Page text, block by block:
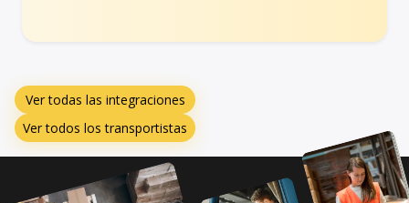
Ver todas las integraciones
Ver todos los transportistas